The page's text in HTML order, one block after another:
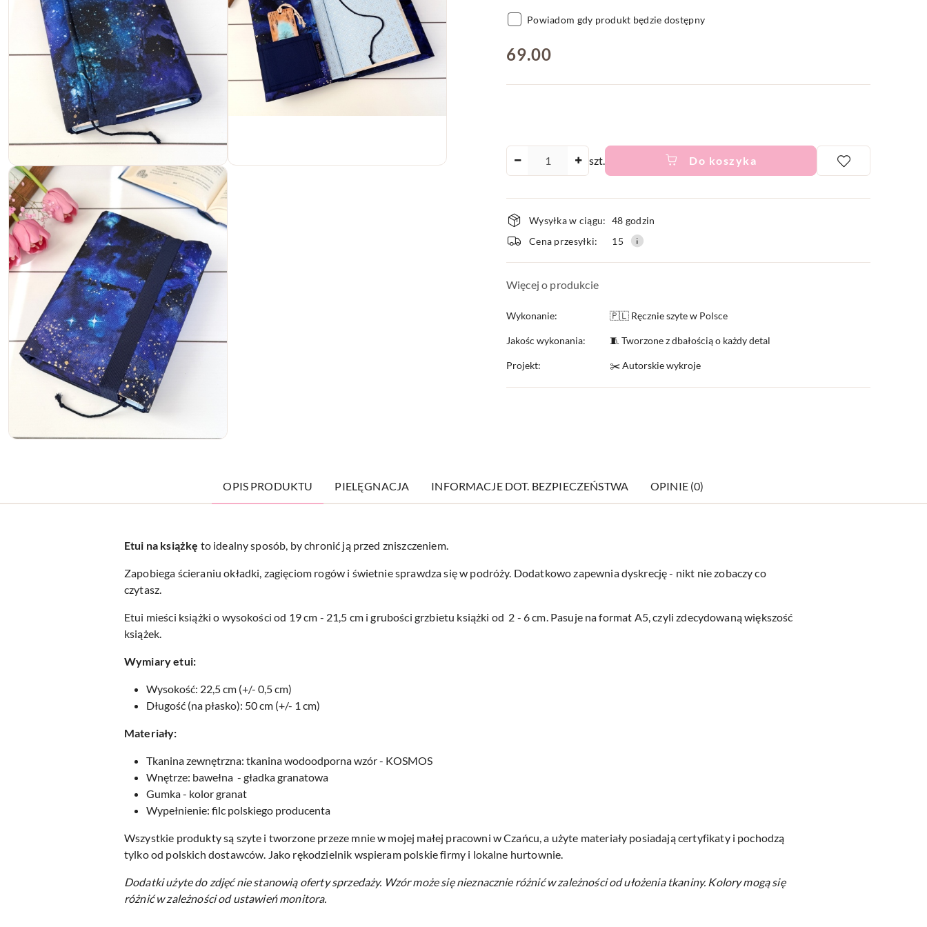
Powiadom gdy produkt będzie dostępny
cena:
69.00
szt. Do koszyka
Dostępność
i
dostawa
Wysyłka w ciągu: 48 godzin
Cena przesyłki:
15
Więcej o produkcie
Wykonanie: 🇵🇱 Ręcznie szyte w Polsce
Jakośc wykonania: 🧵 Tworzone z dbałością o każdy detal
Projekt: ✂️ Autorskie wykroje
OPIS PRODUKTU PIELĘGNACJA INFORMACJE DOT. BEZPIECZEŃSTWA OPINIE (0)
Etui na książkę to idealny sposób, by chronić ją przed zniszczeniem.
Zapobiega ścieraniu okładki, zagięciom rogów i świetnie sprawdza się w podróży. Dodatkowo zapewnia dyskrecję - nikt nie zobaczy co
czytasz.
Etui mieści książki o wysokości od 19 cm - 21,5 cm i grubości grzbietu książki od 2 - 6 cm. Pasuje na format A5, czyli zdecydowaną większość
książek.
Wymiary etui:
Wysokość: 22,5 cm (+/- 0,5 cm)
Długość (na płasko): 50 cm (+/- 1 cm)
Materiały:
Tkanina zewnętrzna: tkanina wodoodporna wzór - KOSMOS
Wnętrze: bawełna - gładka granatowa
Gumka - kolor granat
Wypełnienie: filc polskiego producenta
Wszystkie produkty są szyte i tworzone przeze mnie w mojej małej pracowni w Czańcu, a użyte materiały posiadają certyfikaty i pochodzą
tylko od polskich dostawców. Jako rękodzielnik wspieram polskie firmy i lokalne hurtownie.
Dodatki użyte do zdjęć nie stanowią oferty sprzedaży. Wzór może się nieznacznie różnić w zależności od ułożenia tkaniny. Kolory mogą się
różnić w zależności od ustawień monitora.